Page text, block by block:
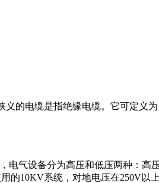
的电缆是指绝缘电缆。它可定义
气设备分为高压和低压两种：高
的10KV系统，对地电压在250V